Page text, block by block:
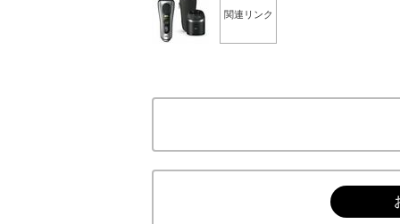
関連リンク